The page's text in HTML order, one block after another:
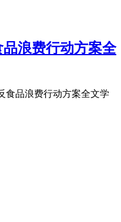
浪费行动方案全
食品浪费行动方案全文学